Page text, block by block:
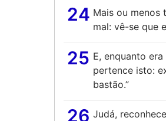
24 Mais ou menos
mal: vê-se que
25 E, enquanto
pertence isto:
bastão.”
26 Judá,